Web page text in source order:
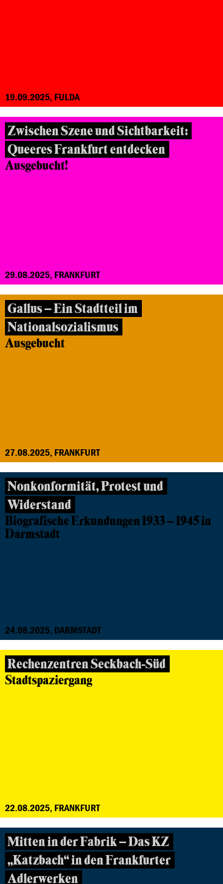
19.09.2025, FULDA
Zwischen Szene und Sichtbarkeit:
Queeres Frankfurt entdecken
Ausgebucht!
29.08.2025, FRANKFURT
Gallus – Ein Stadtteil im
Nationalsozialismus
Ausgebucht
27.08.2025, FRANKFURT
Nonkonformität, Protest und
Widerstand
Biografische Erkundungen 1933 – 1945 in
Darmstadt
24.08.2025, DARMSTADT
Rechenzentren Seckbach-Süd
Stadtspaziergang
22.08.2025, FRANKFURT
Mitten in der Fabrik – Das KZ
„Katzbach“ in den Frankfurter
Adlerwerken